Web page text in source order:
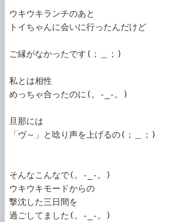
ウキウキランチのあと
トイちゃんに会いに行ったんだけど
ご縁がなかったです(；＿；)
私とは相性
めっちゃ合ったのに(。-_-。)
旦那には
「ヴ～」と唸り声を上げるの(；＿；)
そんなこんなで(。-_-。)
ウキウキモードからの
撃沈した三日間を
過ごしてました(。-_-。)